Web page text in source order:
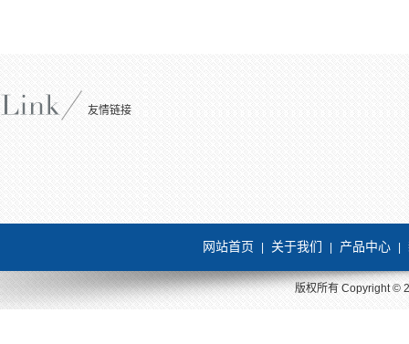
友情链接
网站首页 关于我们 产品中心
版权所有 Copyright ©